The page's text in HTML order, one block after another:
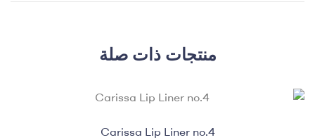
منتجات ذات صلة
Carissa Lip Liner no.4